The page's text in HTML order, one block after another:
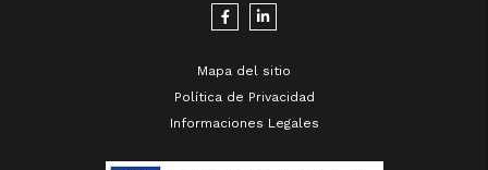
Mapa del sitio
Política de Privacidad
Informaciones Legales
cicap@cicap.pt